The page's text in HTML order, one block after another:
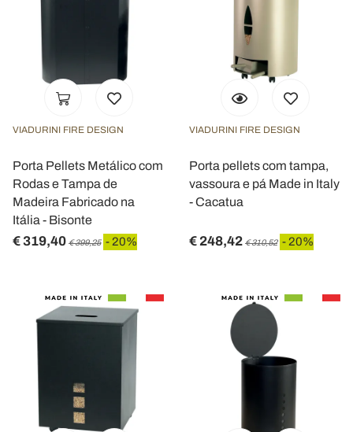
VIADURINI FIRE DESIGN
Porta Pellets Metálico com
Rodas e Tampa de
Madeira Fabricado na
Itália - Bisonte
€ 319,40 € 399,25 - 20%
VIADURINI FIRE DESIGN
Porta pellets com tampa,
vassoura e pá Made in Italy
- Cacatua
€ 248,42 € 310,52 - 20%